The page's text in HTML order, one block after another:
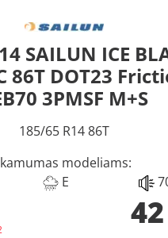
SAILUN ICE
86T DOT23
3PMSF M+S
185/65 R14 86T
modeliams:
E
42